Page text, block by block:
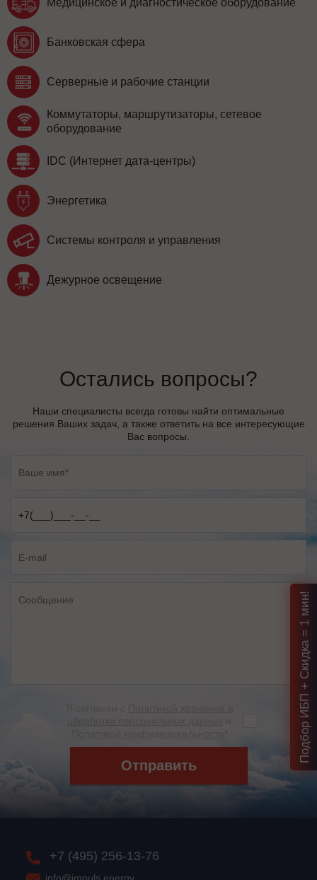
Медицинское и диагностическое оборудование
Банковская сфера
Серверные и рабочие станции
Коммутаторы, маршрутизаторы, сетевое
оборудование
IDC (Интернет дата-центры)
Энергетика
Системы контроля и управления
Дежурное освещение
Остались вопросы?
Наши специалисты всегда готовы найти оптимальные
решения Ваших задач, а также ответить на все интересующие
Вас вопросы.
Отправить
+7 (495) 256-13-76
Подбор ИБП + Скидка = 1 мин!